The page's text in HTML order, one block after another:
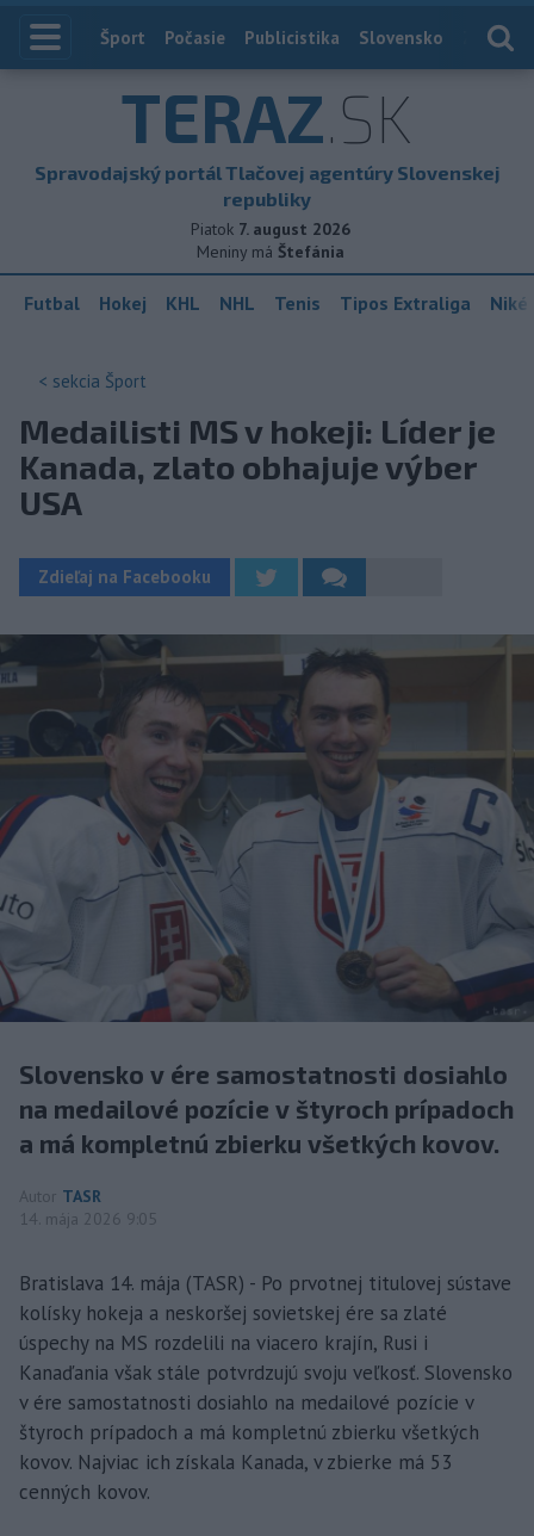
Index
Šport Počasie Publicistika Slovensko
TERAZ.SK
Spravodajský portál Tlačovej agentúry Slovenskej
republiky
Piatok 7. august 2026
Meniny má Štefánia
Futbal Hokej KHL NHL Tenis Tipos Extraliga
< sekcia Šport
Medailisti MS v hokeji: Líder je
Kanada, zlato obhajuje výber
USA
Zdieľaj na Facebooku
Slovensko v ére samostatnosti dosiahlo
na medailové pozície v štyroch prípadoch
a má kompletnú zbierku všetkých kovov.
Autor TASR
14. mája 2026 9:05
Bratislava 14. mája (TASR) - Po prvotnej titulovej sústave
kolísky hokeja a neskoršej sovietskej ére sa zlaté
úspechy na MS rozdelili na viacero krajín, Rusi i
Kanaďania však stále potvrdzujú svoju veľkosť. Slovensko
v ére samostatnosti dosiahlo na medailové pozície v
štyroch prípadoch a má kompletnú zbierku všetkých
kovov. Najviac ich získala Kanada, v zbierke má 53
cenných kovov.